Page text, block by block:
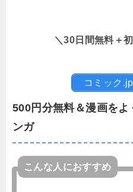
＼30日間無料＋
コミック
500円分無料＆漫画を
ンガ
こんな人におすすめ